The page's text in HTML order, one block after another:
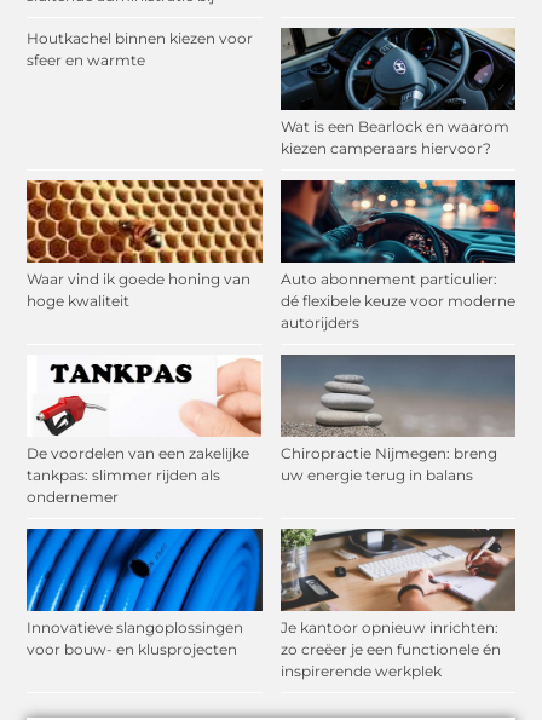
Houtkachel binnen kiezen voor
sfeer en warmte
Wat is een Bearlock en waarom
kiezen camperaars hiervoor?
Waar vind ik goede honing van
hoge kwaliteit
Auto abonnement particulier:
dé flexibele keuze voor moderne
autorijders
De voordelen van een zakelijke
tankpas: slimmer rijden als
ondernemer
Chiropractie Nijmegen: breng
uw energie terug in balans
Innovatieve slangoplossingen
voor bouw- en klusprojecten
Je kantoor opnieuw inrichten:
zo creëer je een functionele én
inspirerende werkplek